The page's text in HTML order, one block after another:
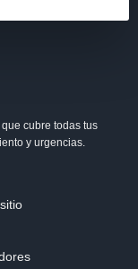
cubre todas tus
y urgencias.